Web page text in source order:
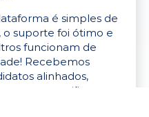
é simples de
o suporte foi ótimo e
funcionam de
Recebemos
alinhados,
numa região